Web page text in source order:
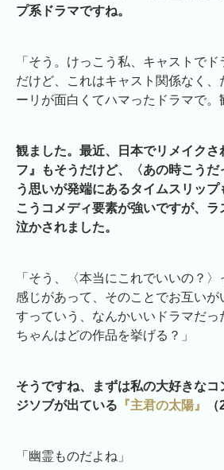
プ系ドラマですね。
「そう。けっこう私、キャストで
だけど、これはキャスト関係なく、
ーリが面白くてハマったドラマで。
観ました。最近、日本でリメイクさ
フ』もそうだけど、〈あの時こう
う思いが発端にあるタイムスリッ
こうコメディ要素が強いですが、ラ
泣かされました。
「そう、〈本当にこれでいいの？
感じがあって、そのことでお互いが
すっていう、なんかいいドラマだっ
ちゃんはどの作品を挙げる？」
そうですね、まずは私の大好きなコ
ジソブが出ている 『主君の太陽』
「幽霊ものだよね」